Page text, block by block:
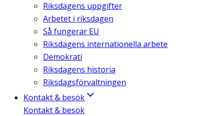
Riksdagens uppgifter
Arbetet i riksdagen
Så fungerar EU
Riksdagens internationella arbete
Demokrati
Riksdagens historia
Riksdagsförvaltningen
Kontakt & besök
Kontakt & besök